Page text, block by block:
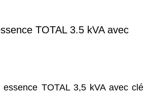
TOTAL 3.5 kVA avec
TOTAL 3,5 kVA avec clé